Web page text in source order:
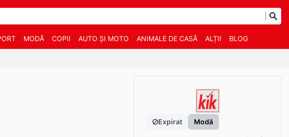
MODĂ COPII AUTO ȘI MOTO ANIMALE DE CASĂ ALȚII BLOG
Expirat Modă